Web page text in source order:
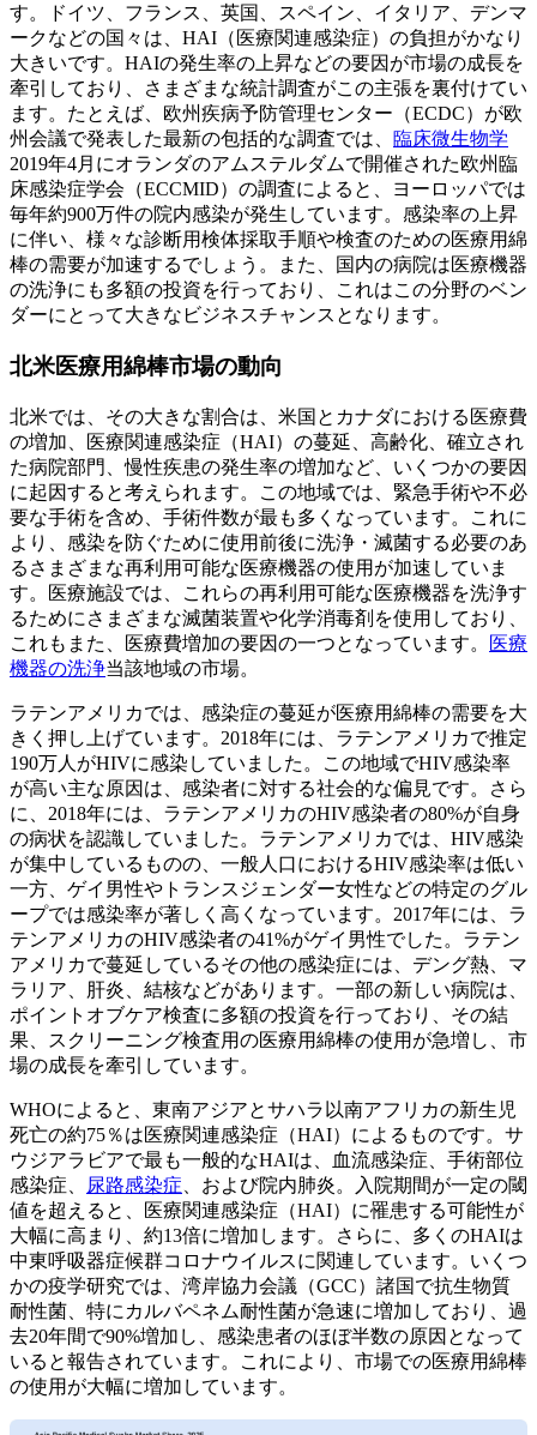
す。ドイツ、フランス、英国、スペイン、イタリア、デンマ
ークなどの国々は、HAI（医療関連感染症）の負担がかなり
大きいです。HAIの発生率の上昇などの要因が市場の成長を
牽引しており、さまざまな統計調査がこの主張を裏付けてい
ます。たとえば、欧州疾病予防管理センター（ECDC）が欧
州会議で発表した最新の包括的な調査では、 臨床微生物学
2019年4月にオランダのアムステルダムで開催された欧州臨
床感染症学会（ECCMID）の調査によると、ヨーロッパでは
毎年約900万件の院内感染が発生しています。感染率の上昇
に伴い、様々な診断用検体採取手順や検査のための医療用綿
棒の需要が加速するでしょう。また、国内の病院は医療機器
の洗浄にも多額の投資を行っており、これはこの分野のベン
ダーにとって大きなビジネスチャンスとなります。
北米医療用綿棒市場の動向
北米では、その大きな割合は、米国とカナダにおける医療費
の増加、医療関連感染症（HAI）の蔓延、高齢化、確立され
た病院部門、慢性疾患の発生率の増加など、いくつかの要因
に起因すると考えられます。この地域では、緊急手術や不必
要な手術を含め、手術件数が最も多くなっています。これに
より、感染を防ぐために使用前後に洗浄・滅菌する必要のあ
るさまざまな再利用可能な医療機器の使用が加速していま
す。医療施設では、これらの再利用可能な医療機器を洗浄す
るためにさまざまな滅菌装置や化学消毒剤を使用しており、
これもまた、医療費増加の要因の一つとなっています。
医療
機器の洗浄当該地域の市場。
ラテンアメリカでは、感染症の蔓延が医療用綿棒の需要を大
きく押し上げています。2018年には、ラテンアメリカで推定
190万人がHIVに感染していました。この地域でHIV感染率
が高い主な原因は、感染者に対する社会的な偏見です。さら
に、2018年には、ラテンアメリカのHIV感染者の80%が自身
の病状を認識していました。ラテンアメリカでは、HIV感染
が集中しているものの、一般人口におけるHIV感染率は低い
一方、ゲイ男性やトランスジェンダー女性などの特定のグル
ープでは感染率が著しく高くなっています。2017年には、ラ
テンアメリカのHIV感染者の41%がゲイ男性でした。ラテン
アメリカで蔓延しているその他の感染症には、デング熱、マ
ラリア、肝炎、結核などがあります。一部の新しい病院は、
ポイントオブケア検査に多額の投資を行っており、その結
果、スクリーニング検査用の医療用綿棒の使用が急増し、市
場の成長を牽引しています。
WHOによると、東南アジアとサハラ以南アフリカの新生児
死亡の約75％は医療関連感染症（HAI）によるものです。サ
ウジアラビアで最も一般的なHAIは、血流感染症、手術部位
感染症、
尿路感染症 、および院内肺炎。入院期間が一定の閾
値を超えると、医療関連感染症（HAI）に罹患する可能性が
大幅に高まり、約13倍に増加します。さらに、多くのHAIは
中東呼吸器症候群コロナウイルスに関連しています。いくつ
かの疫学研究では、湾岸協力会議（GCC）諸国で抗生物質
耐性菌、特にカルバペネム耐性菌が急速に増加しており、過
去20年間で90%増加し、感染患者のほぼ半数の原因となって
いると報告されています。これにより、市場での医療用綿棒
の使用が大幅に増加しています。